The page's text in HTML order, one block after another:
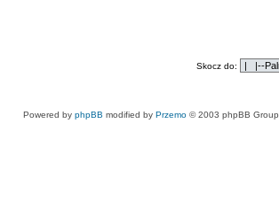
Skocz do:
Powered by phpBB modified by Przemo © 2003 phpBB Group